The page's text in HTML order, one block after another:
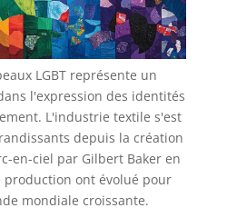
LGBT représente un
l'expression des identités
L'industrie textile s'est
depuis la création
en-ciel par Gilbert Baker en
production ont évolué pour
mondiale croissante.